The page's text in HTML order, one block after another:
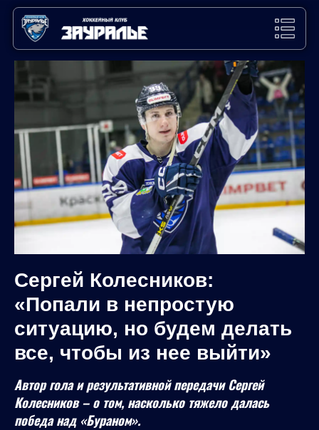
Сергей Колесников:
«Попали в непростую
ситуацию, но будем делать
все, чтобы из нее выйти»
Автор гола и результативной передачи Сергей
Колесников – о том, насколько тяжело далась
победа над «Бураном».